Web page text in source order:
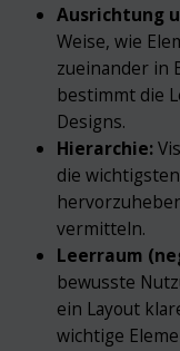
Ausrichtung
Weise, wie
zueinander in
bestimmt die
Designs.
Hierarchie:
die
vermitteln.
Leerraum
bewusste
ein Layout
wichtige